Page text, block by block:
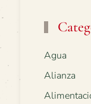
Agua
Alianza